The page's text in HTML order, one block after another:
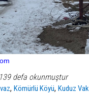
defa okunmuştur
,Kömürlü Köyü,Kuduz